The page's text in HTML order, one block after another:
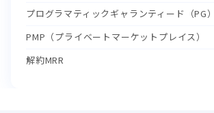
プログラマティックギャランティード（PG）
PMP（プライベートマーケットプレイス）
解約MRR